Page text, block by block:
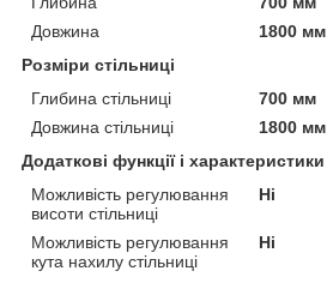
Довжина
1800 мм
Розміри стільниці
Глибина стільниці
700 мм
Довжина стільниці
1800 мм
Додаткові функції і характеристики
Можливість регулювання
висоти стільниці
Ні
Можливість регулювання
кута нахилу стільниці
Ні